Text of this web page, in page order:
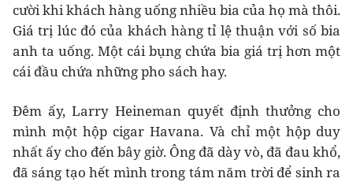
cười khi khách hàng uống nhiều bia của họ mà thôi.
Giá trị lúc đó của khách hàng tỉ lệ thuận với số bia
anh ta uống. Một cái bụng chứa bia giá trị hơn một
cái đầu chứa những pho sách hay.
Đêm ấy, Larry Heineman quyết định thưởng cho
mình một hộp cigar Havana. Và chỉ một hộp duy
nhất ấy cho đến bây giờ. Ông đã dày vò, đã đau khổ,
đã sáng tạo hết mình trong tám năm trời để sinh ra